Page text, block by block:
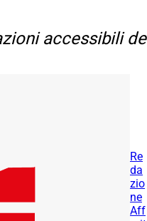
accessibili
Re
da
zio
ne
Aff